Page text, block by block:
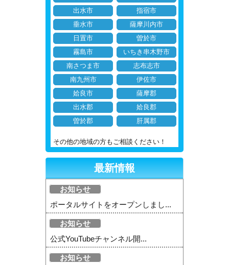
出水市
指宿市
垂水市
薩摩川内市
日置市
曽於市
霧島市
いちき串木野市
南さつま市
志布志市
南九州市
伊佐市
姶良市
薩摩郡
出水郡
姶良郡
曽於郡
肝属郡
その他の地域の方もご相談ください！
最新情報
お知らせ
ポータルサイトをオープンしまし...
お知らせ
公式YouTubeチャンネル開...
お知らせ